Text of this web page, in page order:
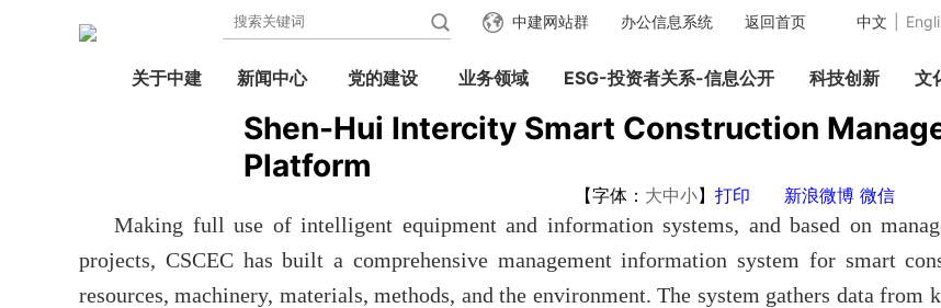
中文
返回首页
办公信息系统
中建网站群
关于中建 新闻中心 党的建设 业务领域 ESG-投资者关系-信息公开 科技创新 文
Shen-Hui Intercity Smart Construction
Platform
【字体： 大中小】 打印 新浪微博 微信
Making full use of intelligent equipment and information systems, and based on
projects, CSCEC has built a comprehensive management information system for smart
resources, machinery, materials, methods, and the environment. The system gathers data